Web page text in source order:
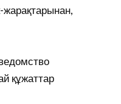
жарақтарынан,
құжаттар